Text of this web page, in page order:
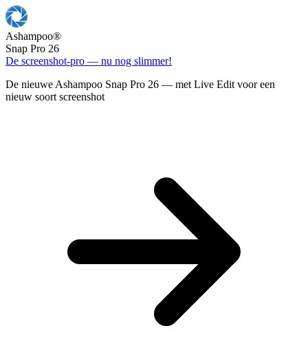
Ashampoo®
Snap Pro 26
De screenshot-pro — nu nog slimmer!
De nieuwe Ashampoo Snap Pro 26 — met Live Edit voor een
nieuw soort screenshot